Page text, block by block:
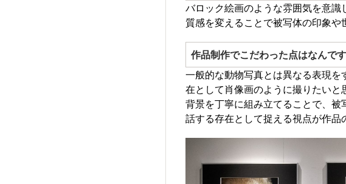
バロック絵画のような雰囲気を意
質感を変えることで被写体の印象や
作品制作でこだわった点はなんで
一般的な動物写真とは異なる表現
在として肖像画のように撮りたいと
背景を丁寧に組み立てることで、
話する存在として捉える視点が作品